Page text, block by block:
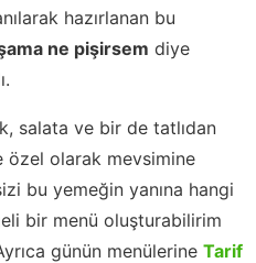
hazırlanan bu
ne pişirsem diye
salata ve bir de tatlıdan
özel olarak mevsimine
bu yemeğin yanına hangi
bir menü oluşturabilirim
günün menülerine Tarif